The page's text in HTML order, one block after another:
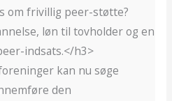
om frivillig peer-støtte?
løn til tovholder og en
indsats.</h3>
kan nu søge
den